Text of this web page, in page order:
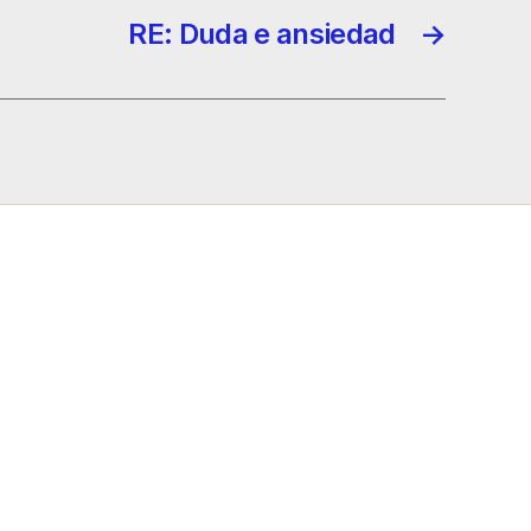
→
RE: Duda e ansiedad